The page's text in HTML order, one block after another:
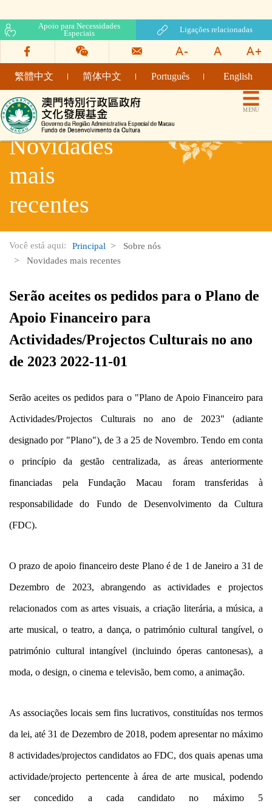
Apoio para Necessidades
Especiais
Ligações relacionadas
繁體中文 简体中文 Português English
Fundo de Desenvolvimento da Cultura
MENU
Novidades
mais
recentes
Você está aqui: Principal
Sobre nós
Novidades mais recentes
Serão aceites os pedidos para o Plano de
Apoio Financeiro para
Actividades/Projectos Culturais no ano
de 2023 2022-11-01
Serão aceites os pedidos para o "Plano de Apoio Financeiro para
Actividades/Projectos Culturais no ano de 2023" (adiante
designado por "Plano"), de 3 a 25 de Novembro. Tendo em conta
o princípio da gestão centralizada, as áreas anteriormente
financiadas pela Fundação Macau foram transferidas à
responsabilidade do Fundo de Desenvolvimento da Cultura
(FDC).
O prazo de apoio financeiro deste Plano é de 1 de Janeiro a 31 de
Dezembro de 2023, abrangendo as actividades e projectos
relacionados com as artes visuais, a criação literária, a música, a
arte musical, o teatro, a dança, o património cultural tangível, o
património cultural intangível (incluindo óperas cantonesas), a
moda, o design, o cinema e televisão, bem como, a animação.
As associações locais sem fins lucrativos, constituídas nos termos
da lei, até 31 de Dezembro de 2018, podem apresentar no máximo
8 actividades/projectos candidatos ao FDC, dos quais apenas uma
actividade/projecto pertencente à área de arte musical, podendo
ser concedido a cada candidato no máximo 5